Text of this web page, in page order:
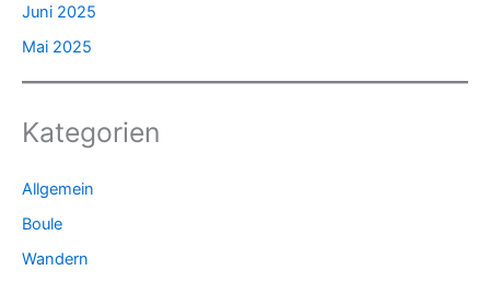
Juni 2025
Mai 2025
Kategorien
Allgemein
Boule
Wandern